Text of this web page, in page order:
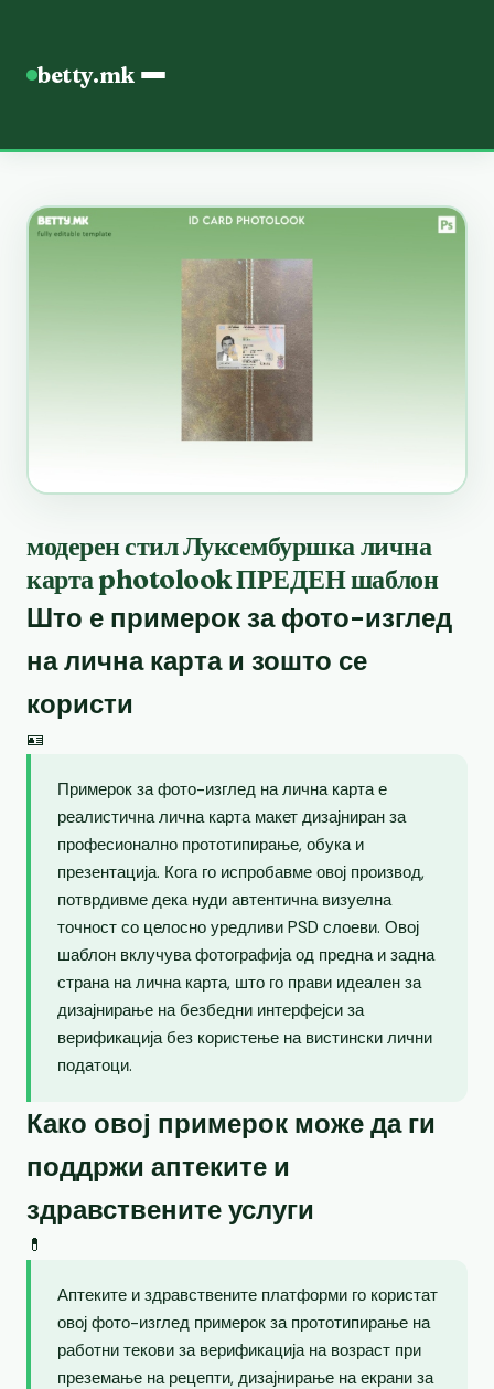
betty.mk
модерен стил Луксембуршка лична
карта photolook ПРЕДЕН шаблон
Што е примерок за фото-изглед
на лична карта и зошто се
користи
🪪
Примерок за фото-изглед на лична карта е
реалистична лична карта макет дизајниран за
професионално прототипирање, обука и
презентација. Кога го испробавме овој производ,
потврдивме дека нуди автентична визуелна
точност со целосно уредливи PSD слоеви. Овој
шаблон вклучува фотографија од предна и задна
страна на лична карта, што го прави идеален за
дизајнирање на безбедни интерфејси за
верификација без користење на вистински лични
податоци.
Како овој примерок може да ги
поддржи аптеките и
здравствените услуги
💊
Аптеките и здравствените платформи го користат
овој фото-изглед примерок за прототипирање на
работни текови за верификација на возраст при
преземање на рецепти, дизајнирање на екрани за